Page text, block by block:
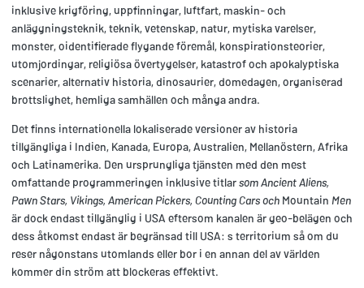
inklusive krigföring, uppfinningar, luftfart, maskin- och
anläggningsteknik, teknik, vetenskap, natur, mytiska varelser,
monster, oidentifierade flygande föremål, konspirationsteorier,
utomjordingar, religiösa övertygelser, katastrof och apokalyptiska
scenarier, alternativ historia, dinosaurier, domedagen, organiserad
brottslighet, hemliga samhällen och många andra.
Det finns internationella lokaliserade versioner av historia
tillgängliga i Indien, Kanada, Europa, Australien, Mellanöstern, Afrika
och Latinamerika. Den ursprungliga tjänsten med den mest
omfattande programmeringen inklusive titlarsom Ancient Aliens,
Pawn Stars, Vikings, American Pickers, Counting Cars och Mountain Men
är dock endast tillgänglig i USA eftersom kanalen är geo-belägen och
dess åtkomst endast är begränsad till USA: s territorium så om du
reser någonstans utomlands eller bor i en annan del av världen
kommer din ström att blockeras effektivt.